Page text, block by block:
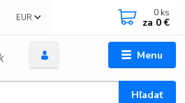
Menu
EUR
Hľadať
0 ks
za 0 €